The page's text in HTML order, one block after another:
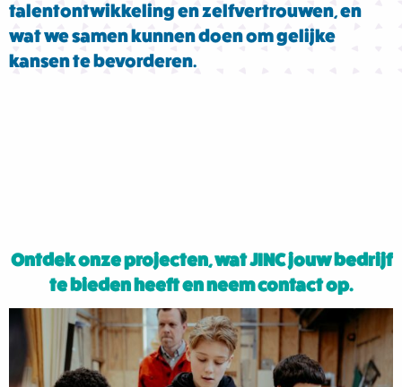
talentontwikkeling en zelfvertrouwen, en
wat we samen kunnen doen om gelijke
kansen te bevorderen.
Ontdek onze projecten, wat JINC jouw bedrijf
te bieden heeft en neem contact op.
meer
over